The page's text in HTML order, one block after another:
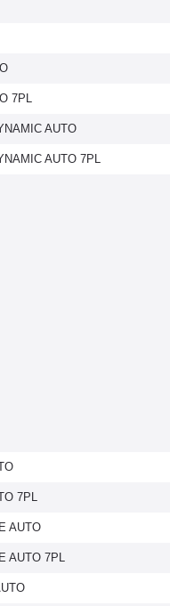
7PL
AUTO
AUTO 7PL
7PL
AUTO
AUTO 7PL